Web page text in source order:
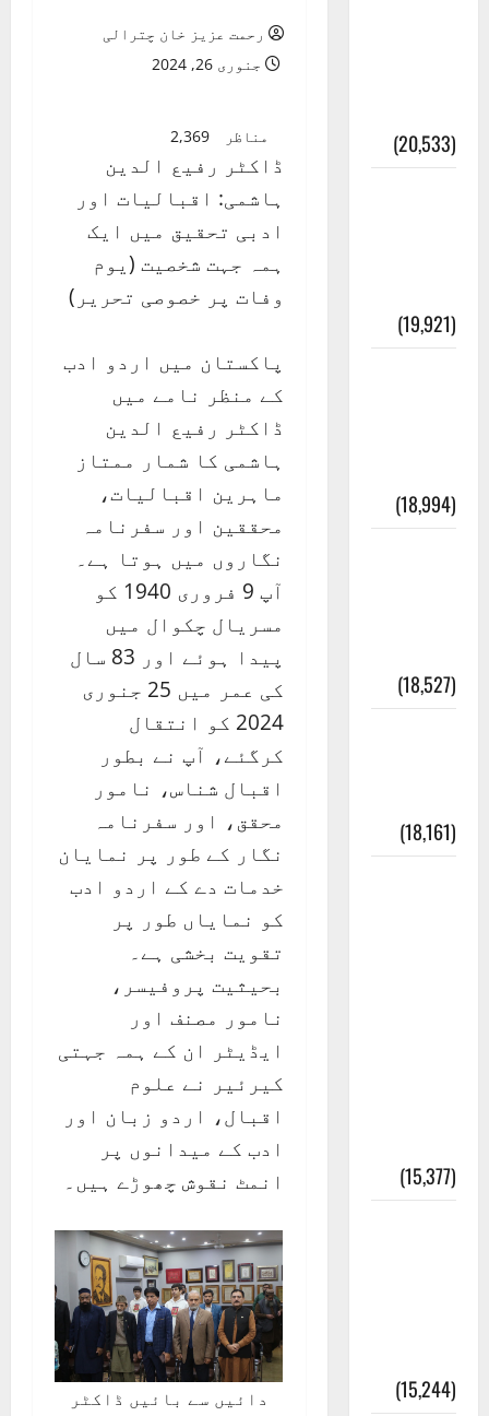
رحمت عزیز خان چترالی
جنوری 26, 2024
مناظر 2,369
ڈاکٹر رفیع الدین
ہاشمی: اقبالیات اور
ادبی تحقیق میں ایک
ہمہ جہت شخصیت (یوم
وفات پر خصوصی تحریر)
پاکستان میں اردو ادب
کے منظر نامے میں
ڈاکٹر رفیع الدین
ہاشمی کا شمار ممتاز
ماہرین اقبالیات،
محققین اور سفرنامہ
نگاروں میں ہوتا ہے۔
آپ 9 فروری 1940 کو
مسریال چکوال میں
پیدا ہوئے اور 83 سال
کی عمر میں 25 جنوری
2024 کو انتقال
کرگئے، آپ نے بطور
اقبال شناس، نامور
محقق، اور سفرنامہ
نگار کے طور پر نمایان
خدمات دے کے اردو ادب
کو نمایاں طور پر
تقویت بخشی ہے۔
بحیثیت پروفیسر،
نامور مصنف اور
ایڈیٹر ان کے ہمہ جہتی
کیرئیر نے علوم
اقبال، اردو زبان اور
ادب کے میدانوں پر
انمٹ نقوش چھوڑے ہیں۔
دائیں سے بائیں ڈاکٹر
(20,533)
(19,921)
(18,994)
(18,527)
(18,161)
(15,377)
(15,244)